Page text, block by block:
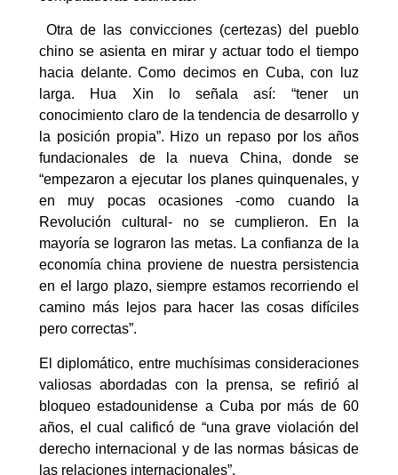
Otra de las convicciones (certezas) del pueblo
chino se asienta en mirar y actuar todo el tiempo
hacia delante. Como decimos en Cuba, con luz
larga. Hua Xin lo señala así: “tener un
conocimiento claro de la tendencia de desarrollo y
la posición propia”. Hizo un repaso por los años
fundacionales de la nueva China, donde se
“empezaron a ejecutar los planes quinquenales, y
en muy pocas ocasiones -como cuando la
Revolución cultural- no se cumplieron. En la
mayoría se lograron las metas. La confianza de la
economía china proviene de nuestra persistencia
en el largo plazo, siempre estamos recorriendo el
camino más lejos para hacer las cosas difíciles
pero correctas”.
El diplomático, entre muchísimas consideraciones
valiosas abordadas con la prensa, se refirió al
bloqueo estadounidense a Cuba por más de 60
años, el cual calificó de “una grave violación del
derecho internacional y de las normas básicas de
las relaciones internacionales”.